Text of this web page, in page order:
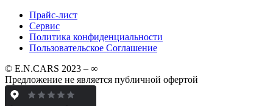
Прайс-лист
Сервис
Политика конфиденциальности
Пользовательское Соглашение
© E.N.CARS 2023 – ∞
Предложение не является публичной офертой